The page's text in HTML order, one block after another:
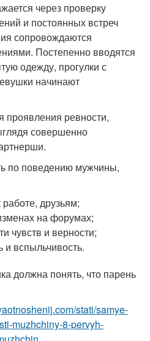
через проверку
и постоянных встреч
сопровождаются
Постепенно вводятся
одежду, прогулки с
начинают
проявления ревности,
совершенно
по поведению мужчины,
друзьям;
на форумах;
чувств и верности;
и вспыльчивость.
должна понять, что парень
stati/samye-
muzhchiny-8-pervyh-